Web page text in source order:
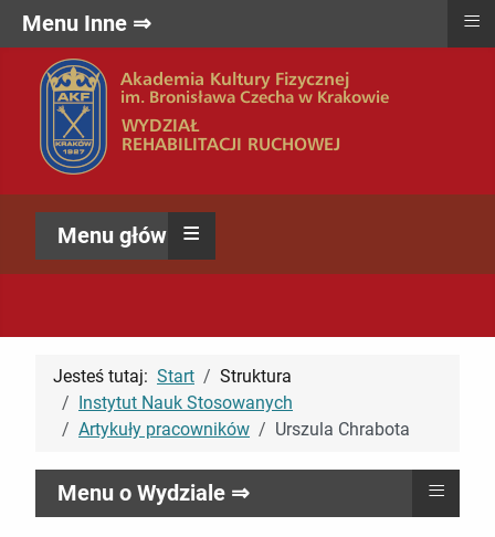
Menu główne ⇒
≡
Jesteś tutaj: Start
Struktura
Instytut Nauk Stosowanych
Artykuły pracowników
Urszula Chrabota
Menu o Wydziale ⇒ ≡
Menu Inne ⇒ ≡